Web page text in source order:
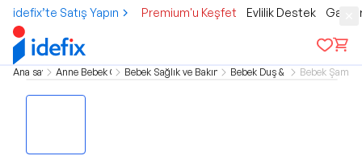
idefix’te Satış Yapın Premium'u Keşfet Evlilik Destek
Ana sayfa Anne Bebek ÇocukBebek Sağlık ve Bakım ÜrünleriBebek Duş & BanyoBebek